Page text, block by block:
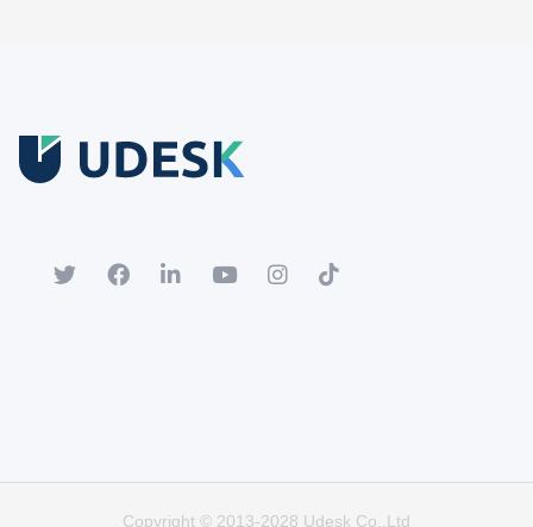
ลงทะเบียนบัญชีทดลองเพื่อสัมผัสฟังก์ชันการทำงานเต็มรูปแบบ
Copyright © 2013-2028 Udesk Co.,Ltd